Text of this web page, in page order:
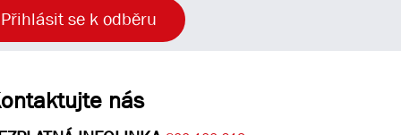
Přihlásit se k odběru
nás